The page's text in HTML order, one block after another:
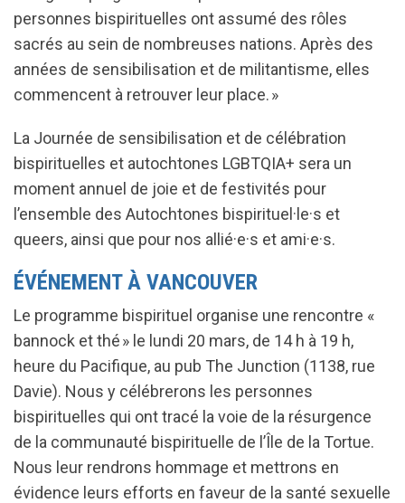
personnes bispirituelles ont assumé des rôles
sacrés au sein de nombreuses nations. Après des
années de sensibilisation et de militantisme, elles
commencent à retrouver leur place. »
La Journée de sensibilisation et de célébration
bispirituelles et autochtones LGBTQIA+ sera un
moment annuel de joie et de festivités pour
l’ensemble des Autochtones bispirituel·le·s et
queers, ainsi que pour nos allié·e·s et ami·e·s.
ÉVÉNEMENT À VANCOUVER
Le programme bispirituel organise une rencontre «
bannock et thé » le lundi 20 mars, de 14 h à 19 h,
heure du Pacifique, au pub The Junction (1138, rue
Davie). Nous y célébrerons les personnes
bispirituelles qui ont tracé la voie de la résurgence
de la communauté bispirituelle de l’Île de la Tortue.
Nous leur rendrons hommage et mettrons en
évidence leurs efforts en faveur de la santé sexuelle